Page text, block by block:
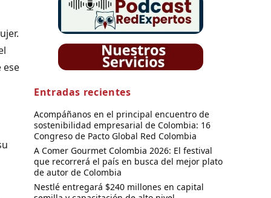
ese
Entradas recientes
Acompáñanos en el principal encuentro de
sostenibilidad empresarial de Colombia: 16
Congreso de Pacto Global Red Colombia
A Comer Gourmet Colombia 2026: El festival
que recorrerá el país en busca del mejor plato
de autor de Colombia
Nestlé entregará $240 millones en capital